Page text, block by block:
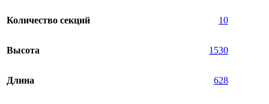
Количество секций 10
Высота 1530
Длина 628